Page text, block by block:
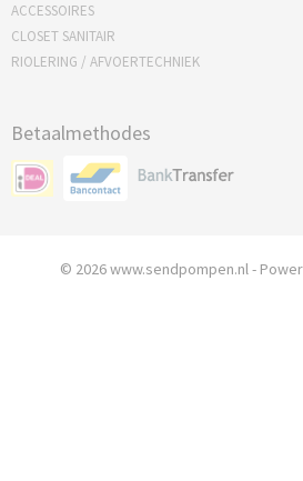
ACCESSOIRES
CLOSET SANITAIR
RIOLERING / AFVOERTECHNIEK
Betaalmethodes
© 2026 www.sendpompen.nl -